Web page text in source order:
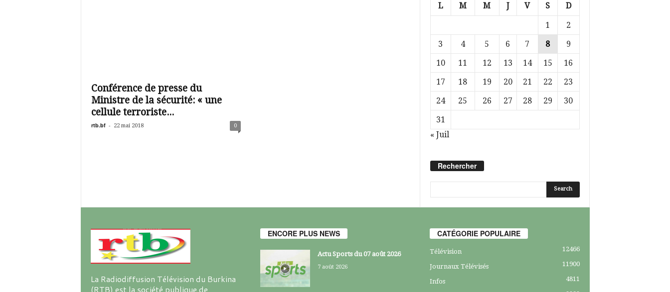
i
Conférence de presse du
Ministre de la sécurité: « une
cellule terroriste...
rtb.bf - 22 mai 2018 0
L M M J V S D
1
2
3
4 5 6 7 8
9
10
11 12 13 14 15
16
17
18 19 20 21 22
23
24
25 26 27 28 29
30
31
« Juil
Rechercher
La Radiodiffusion Télévision du Burkina
(RTB) est la société publique de
ENCORE PLUS NEWS
Actu Sports du 07 août 2026
7 août 2026
CATÉGORIE POPULAIRE
Télévision 12466
Journaux Télévisés 11900
Infos
4811